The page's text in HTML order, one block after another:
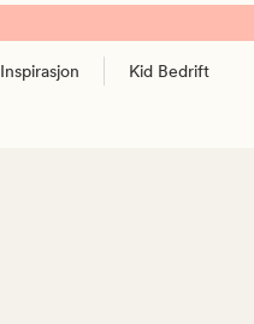
Inspirasjon Kid Bedrift